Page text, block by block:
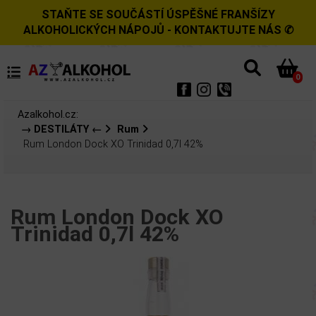
STAŇTE SE SOUČÁSTÍ ÚSPĚŠNÉ FRANŠÍZY
ALKOHOLICKÝCH NÁPOJŮ - KONTAKTUJTE NÁS ✆
0
Azalkohol.cz:
→ DESTILÁTY ←
Rum
Rum London Dock XO Trinidad 0,7l 42%
Rum London Dock XO
Trinidad 0,7l 42%